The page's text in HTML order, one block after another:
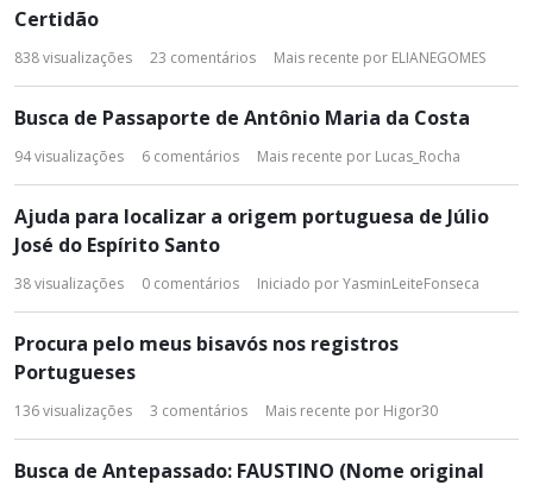
Certidão
838visualizações 23 comentários Mais recente por ELIANEGOMES
Busca de Passaporte de Antônio Maria da Costa
94visualizações 6 comentários Mais recente por Lucas_Rocha
Ajuda para localizar a origem portuguesa de Júlio
José do Espírito Santo
38visualizações 0 comentários Iniciado porYasminLeiteFonseca
Procura pelo meus bisavós nos registros
Portugueses
136visualizações 3 comentários Mais recente por Higor30
Busca de Antepassado: FAUSTINO (Nome original